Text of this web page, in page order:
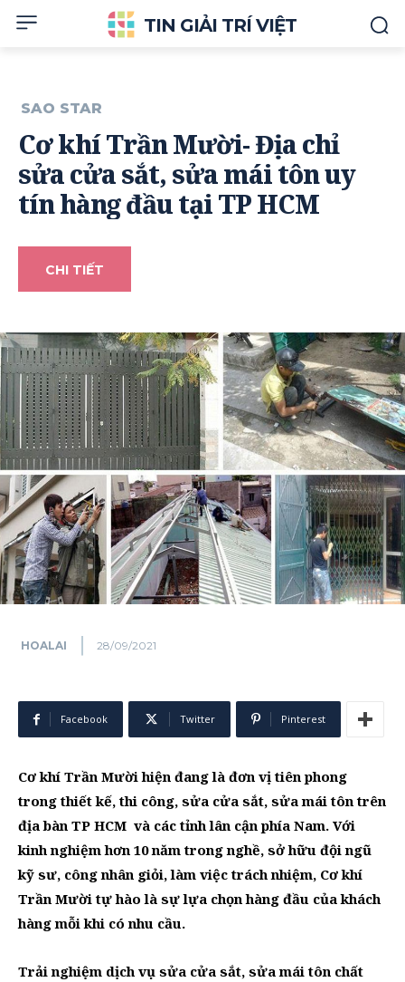
TIN GIẢI TRÍ VIỆT
SAO STAR
Cơ khí Trần Mười- Địa chỉ
sửa cửa sắt, sửa mái tôn uy
tín hàng đầu tại TP HCM
CHI TIẾT
HOALAI 28/09/2021
Facebook Twitter Pinterest
Cơ khí Trần Mười hiện đang là đơn vị tiên phong
trong thiết kế, thi công, sửa cửa sắt, sửa mái tôn trên
địa bàn TP HCM và các tỉnh lân cận phía Nam. Với
kinh nghiệm hơn 10 năm trong nghề, sở hữu đội ngũ
kỹ sư, công nhân giỏi, làm việc trách nhiệm, Cơ khí
Trần Mười tự hào là sự lựa chọn hàng đầu của khách
hàng mỗi khi có nhu cầu.
Trải nghiệm dịch vụ sửa cửa sắt, sửa mái tôn chất